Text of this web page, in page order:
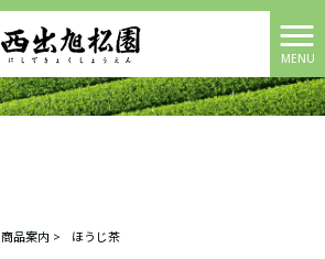
MENU
商品案内 > ほうじ茶